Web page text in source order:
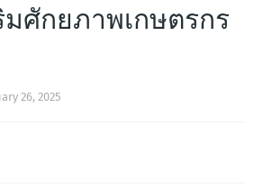
มศักยภาพเกษตรกร
26, 2025